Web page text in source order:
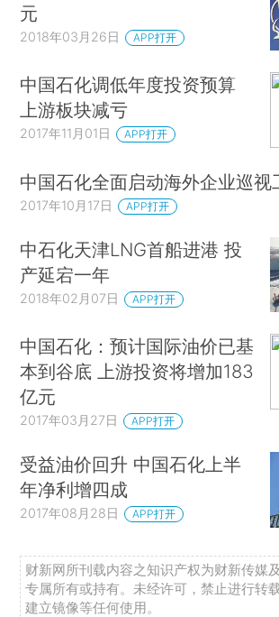
元
2018年03月26日 APP打开
中国石化调低年度投资预算
上游板块减亏
2017年11月01日 APP打开
中国石化全面启动海外企业巡视
2017年10月17日 APP打开
中石化天津LNG首船进港 投
产延宕一年
2018年02月07日 APP打开
中国石化：预计国际油价已基
本到谷底 上游投资将增加183
亿元
2017年03月27日 APP打开
受益油价回升 中国石化上半
年净利增四成
2017年08月28日 APP打开
财新网所刊载内容之知识产权为财新传媒
专属所有或持有。未经许可，禁止进行转
建立镜像等任何使用。